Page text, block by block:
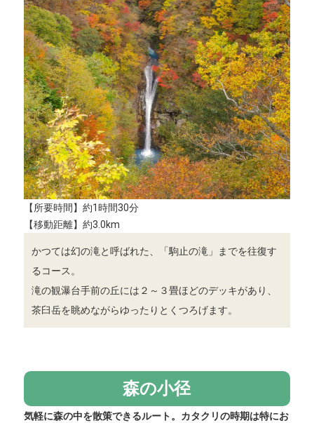
【所要時間】約1時間30分
【移動距離】約3.0km
かつては幻の滝と呼ばれた、「駒止の滝」までを往復す
るコース。
滝の観瀑台手前の丘には２～３畳ほどのデッキがあり、
茶臼岳を眺めながらゆったりとくつろげます。
森の小径
気軽に森の中を散策できるルート。カタクリの時期は特にお